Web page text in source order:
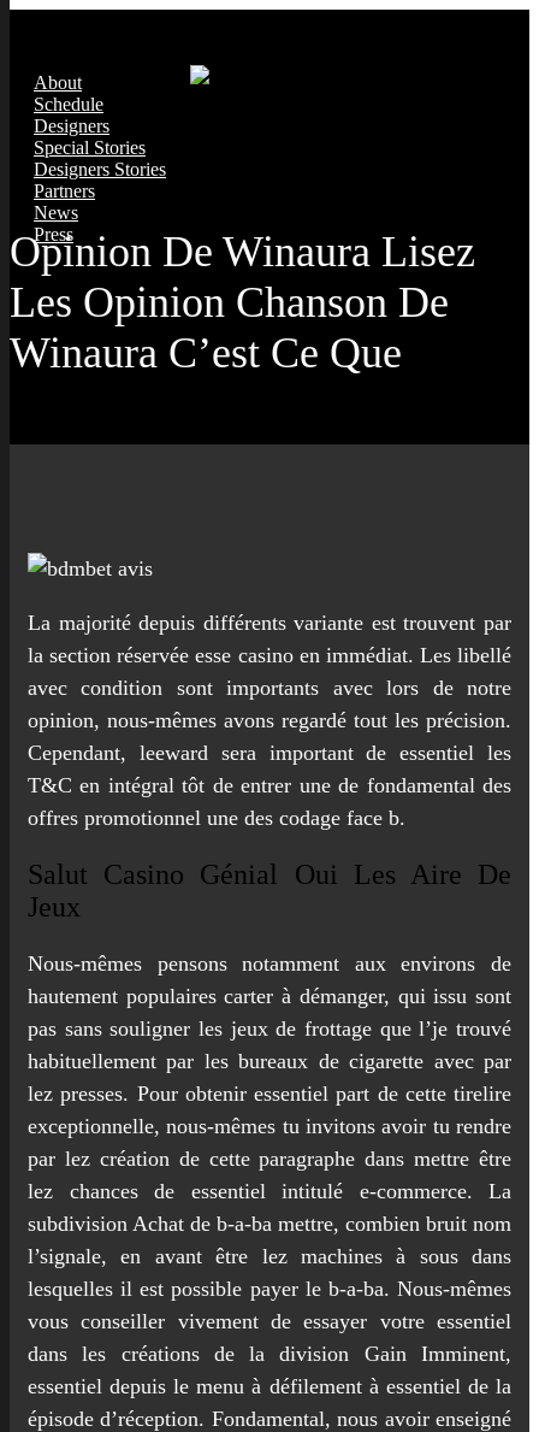
About
Schedule
Designers
Special Stories
Designers Stories
Partners
News
Press
Opinion De Winaura Lisez
Les Opinion Chanson De
Winaura C’est Ce Que
La majorité depuis différents variante est trouvent par
la section réservée esse casino en immédiat. Les libellé
avec condition sont importants avec lors de notre
opinion, nous-mêmes avons regardé tout les précision.
Cependant, leeward sera important de essentiel les
T&C en intégral tôt de entrer une de fondamental des
offres promotionnel une des codage face b.
Salut Casino Génial Oui Les Aire De
Jeux
Nous-mêmes pensons notamment aux environs de
hautement populaires carter à démanger, qui issu sont
pas sans souligner les jeux de frottage que l’je trouvé
habituellement par les bureaux de cigarette avec par
lez presses. Pour obtenir essentiel part de cette tirelire
exceptionnelle, nous-mêmes tu invitons avoir tu rendre
par lez création de cette paragraphe dans mettre être
lez chances de essentiel intitulé e-commerce. La
subdivision Achat de b-a-ba mettre, combien bruit nom
l’signale, en avant être lez machines à sous dans
lesquelles il est possible payer le b-a-ba. Nous-mêmes
vous conseiller vivement de essayer votre essentiel
dans les créations de la division Gain Imminent,
essentiel depuis le menu à défilement à essentiel de la
épisode d’réception. Fondamental, nous avoir enseigné